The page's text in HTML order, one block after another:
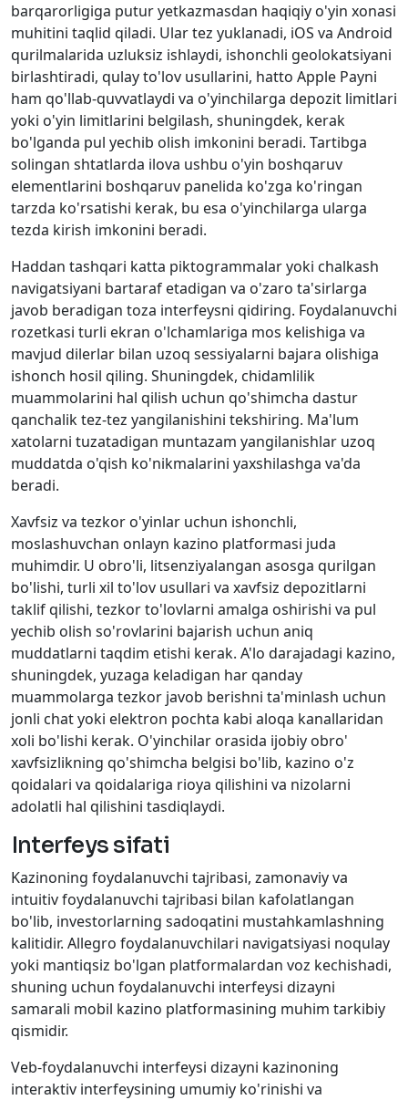
barqarorligiga putur yetkazmasdan haqiqiy o'yin xonasi
muhitini taqlid qiladi. Ular tez yuklanadi, iOS va Android
qurilmalarida uzluksiz ishlaydi, ishonchli geolokatsiyani
birlashtiradi, qulay to'lov usullarini, hatto Apple Payni
ham qo'llab-quvvatlaydi va o'yinchilarga depozit limitlari
yoki o'yin limitlarini belgilash, shuningdek, kerak
bo'lganda pul yechib olish imkonini beradi. Tartibga
solingan shtatlarda ilova ushbu o'yin boshqaruv
elementlarini boshqaruv panelida ko'zga ko'ringan
tarzda ko'rsatishi kerak, bu esa o'yinchilarga ularga
tezda kirish imkonini beradi.
Haddan tashqari katta piktogrammalar yoki chalkash
navigatsiyani bartaraf etadigan va o'zaro ta'sirlarga
javob beradigan toza interfeysni qidiring. Foydalanuvchi
rozetkasi turli ekran o'lchamlariga mos kelishiga va
mavjud dilerlar bilan uzoq sessiyalarni bajara olishiga
ishonch hosil qiling. Shuningdek, chidamlilik
muammolarini hal qilish uchun qo'shimcha dastur
qanchalik tez-tez yangilanishini tekshiring. Ma'lum
xatolarni tuzatadigan muntazam yangilanishlar uzoq
muddatda o'qish ko'nikmalarini yaxshilashga va'da
beradi.
Xavfsiz va tezkor o'yinlar uchun ishonchli,
moslashuvchan onlayn kazino platformasi juda
muhimdir. U obro'li, litsenziyalangan asosga qurilgan
bo'lishi, turli xil to'lov usullari va xavfsiz depozitlarni
taklif qilishi, tezkor to'lovlarni amalga oshirishi va pul
yechib olish so'rovlarini bajarish uchun aniq
muddatlarni taqdim etishi kerak. A'lo darajadagi kazino,
shuningdek, yuzaga keladigan har qanday
muammolarga tezkor javob berishni ta'minlash uchun
jonli chat yoki elektron pochta kabi aloqa kanallaridan
xoli bo'lishi kerak. O'yinchilar orasida ijobiy obro'
xavfsizlikning qo'shimcha belgisi bo'lib, kazino o'z
qoidalari va qoidalariga rioya qilishini va nizolarni
adolatli hal qilishini tasdiqlaydi.
Interfeys sifati
Kazinoning foydalanuvchi tajribasi, zamonaviy va
intuitiv foydalanuvchi tajribasi bilan kafolatlangan
bo'lib, investorlarning sadoqatini mustahkamlashning
kalitidir. Allegro foydalanuvchilari navigatsiyasi noqulay
yoki mantiqsiz bo'lgan platformalardan voz kechishadi,
shuning uchun foydalanuvchi interfeysi dizayni
samarali mobil kazino platformasining muhim tarkibiy
qismidir.
Veb-foydalanuvchi interfeysi dizayni kazinoning
interaktiv interfeysining umumiy ko'rinishi va